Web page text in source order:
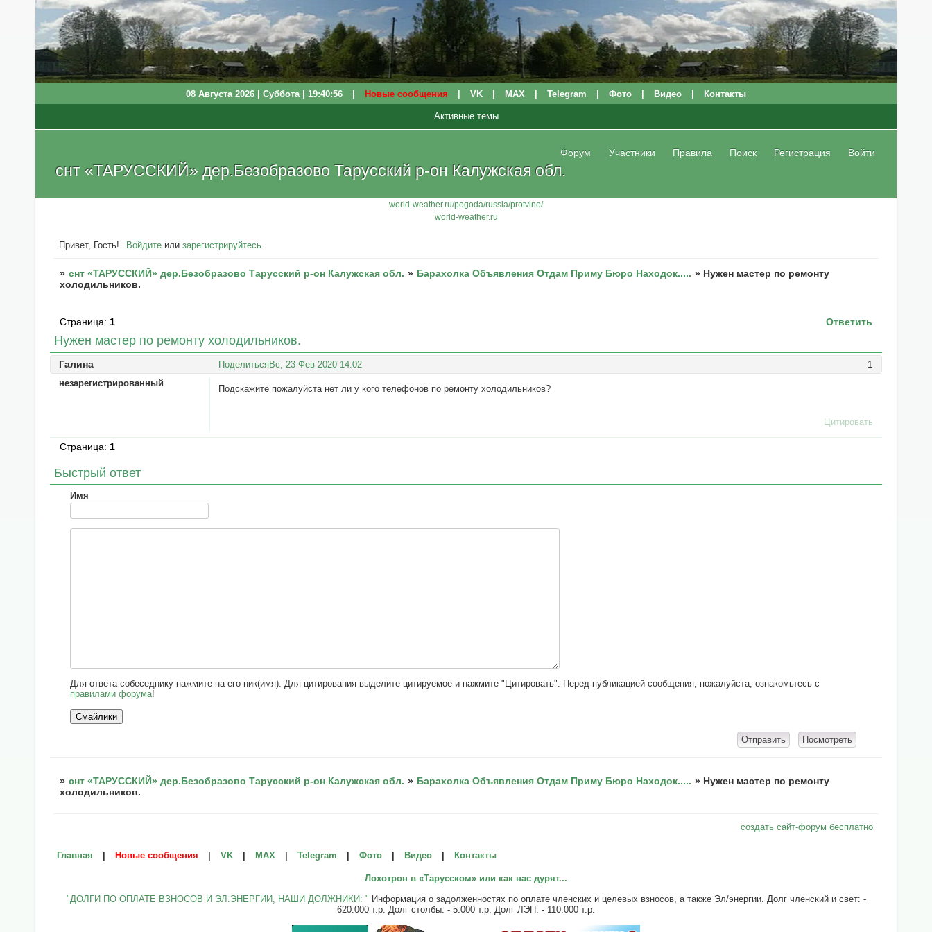
08 Августа 2026 | Суббота | 19:40:56 Новые сообщения VK МАХ Telegram Фото Видео Контакты
world-weather.ru/pogoda/russia/protvino/
world-weather.ru
снт «ТАРУССКИЙ» дер.Безобразово Тарусский р-он Калужская обл.
Форум Участники Правила Поиск Регистрация Войти
Активные темы
Привет, Гость! Войдите илизарегистрируйтесь.
» снт «ТАРУССКИЙ» дер.Безобразово Тарусский р-он Калужская обл. » Барахолка Объявления Отдам Приму Бюро Находок..... » Нужен мастер по ремонту
холодильников.
Нужен мастер по ремонту холодильников.
Страница: 1 Ответить
Поделиться 1
Вс, 23 Фев 2020 14:02
Галина
незарегистрированный
Подскажите пожалуйста нет ли у кого телефонов по ремонту холодильников?
Цитировать
Страница: 1
Быстрый ответ
Имя
Для ответа собеседнику нажмите на его ник(имя). Для цитирования выделите цитируемое и нажмите "Цитировать". Перед публикацией сообщения, пожалуйста, ознакомьтесь с
правилами форума!
» снт «ТАРУССКИЙ» дер.Безобразово Тарусский р-он Калужская обл. » Барахолка Объявления Отдам Приму Бюро Находок..... » Нужен мастер по ремонту
холодильников.
создать сайт-форум бесплатно
Главная Новые сообщения VK МАХ Telegram Фото Видео Контакты
Лохотрон в «Тарусском» или как нас дурят...
"ДОЛГИ ПО ОПЛАТЕ ВЗНОСОВ И ЭЛ.ЭНЕРГИИ, НАШИ ДОЛЖНИКИ: " Информация о задолженностях по оплате членских и целевых взносов, а также Эл/энергии. Долг членский и свет: -
620.000 т.р. Долг столбы: - 5.000 т.р. Долг ЛЭП: - 110.000 т.р.